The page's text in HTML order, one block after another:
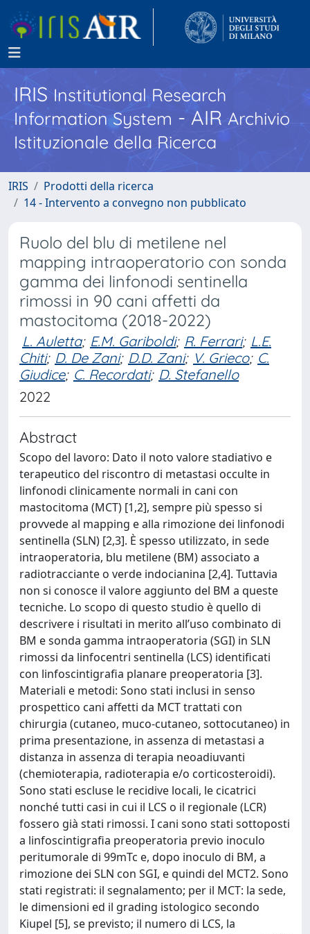
IRISInstitutional Research
Information System - AIR Archivio
Istituzionale della Ricerca
IRIS
Prodotti della ricerca
14 - Intervento a convegno non pubblicato
Ruolo del blu di metilene nel
mapping intraoperatorio con sonda
gamma dei linfonodi sentinella
rimossi in 90 cani affetti da
mastocitoma (2018-2022)
L. Auletta; E.M. Gariboldi; R. Ferrari; L.E.
Chiti; D. De Zani; D.D. Zani; V. Grieco; C.
Giudice; C. Recordati; D. Stefanello
2022
Abstract
Scopo del lavoro: Dato il noto valore stadiativo e
terapeutico del riscontro di metastasi occulte in
linfonodi clinicamente normali in cani con
mastocitoma (MCT) [1,2], sempre più spesso si
provvede al mapping e alla rimozione dei linfonodi
sentinella (SLN) [2,3]. È spesso utilizzato, in sede
intraoperatoria, blu metilene (BM) associato a
radiotracciante o verde indocianina [2,4]. Tuttavia
non si conosce il valore aggiunto del BM a queste
tecniche. Lo scopo di questo studio è quello di
descrivere i risultati in merito all’uso combinato di
BM e sonda gamma intraoperatoria (SGI) in SLN
rimossi da linfocentri sentinella (LCS) identificati
con linfoscintigrafia planare preoperatoria [3].
Materiali e metodi: Sono stati inclusi in senso
prospettico cani affetti da MCT trattati con
chirurgia (cutaneo, muco-cutaneo, sottocutaneo) in
prima presentazione, in assenza di metastasi a
distanza in assenza di terapia neoadiuvanti
(chemioterapia, radioterapia e/o corticosteroidi).
Sono stati escluse le recidive locali, le cicatrici
nonché tutti casi in cui il LCS o il regionale (LCR)
fossero già stati rimossi. I cani sono stati sottoposti
a linfoscintigrafia preoperatoria previo inoculo
peritumorale di 99mTc e, dopo inoculo di BM, a
rimozione dei SLN con SGI, e quindi del MCT2. Sono
stati registrati: il segnalamento; per il MCT: la sede,
le dimensioni ed il grading istologico secondo
Kiupel [5], se previsto; il numero di LCS, la